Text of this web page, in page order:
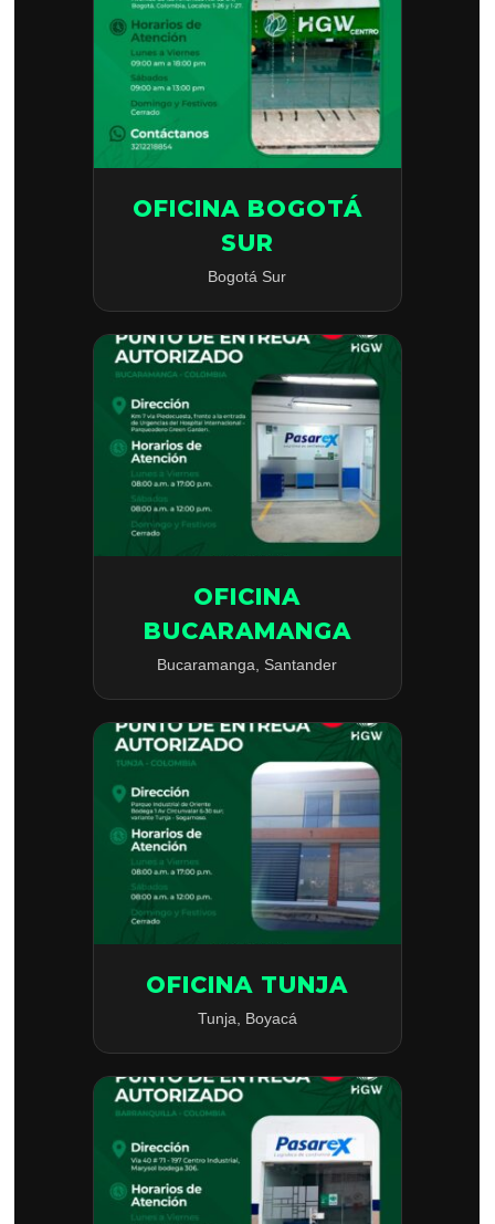
OFICINA BOGOTÁ
SUR
Bogotá Sur
OFICINA
BUCARAMANGA
Bucaramanga, Santander
OFICINA TUNJA
Tunja, Boyacá